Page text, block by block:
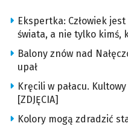
Ekspertka: Człowiek
świata, a nie tylko kimś,
Balony znów nad
upał
Kręcili w pałacu.
[ZDJĘCIA]
Kolory mogą zdradzić